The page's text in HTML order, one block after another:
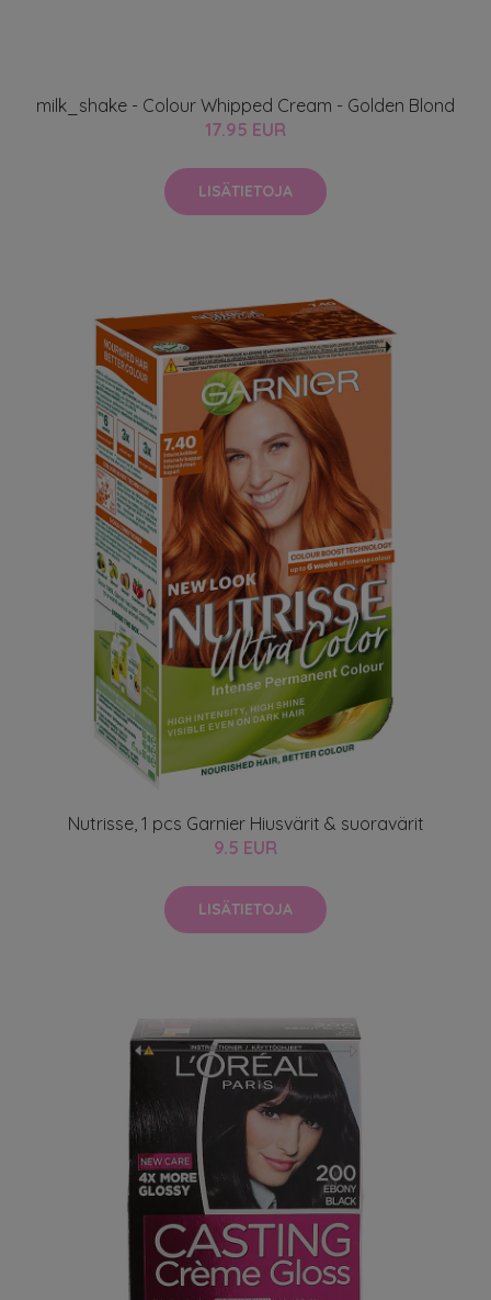
milk_shake - Colour Whipped Cream - Golden Blond
17.95 EUR
LISÄTIETOJA
Nutrisse, 1 pcs Garnier Hiusvärit & suoravärit
9.5 EUR
LISÄTIETOJA